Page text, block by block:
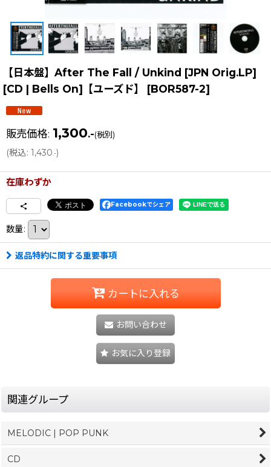
【日本盤】After The Fall / Unkind [JPN Orig.LP]
[CD | Bells On]【ユーズド】
[BOR587-2]
販売価格: 1,300.-(税別)
(税込: 1,430.-)
在庫わずか
Facebookでシェア
数量:
返品特約に関する重要事項
カートに入れる
お問い合わせ
お気に入り登録
関連グループ
MELODIC | POP PUNK
CD